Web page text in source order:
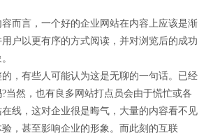
言，一个好的企业网站在内容上应该是渐
户以更有序的方式阅读，并对浏览后的成功
有些人可能认为这是无聊的一句话。已经
当然，也有良多网站打点员会由于慌忙或各
线，这对企业很是晦气，大量的内容看不见
，甚至影响企业的形象。而此刻的互联